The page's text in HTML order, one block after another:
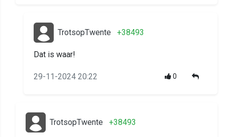
TrotsopTwente +38493
Dat is waar!
29-11-2024 20:22 0
TrotsopTwente +38493